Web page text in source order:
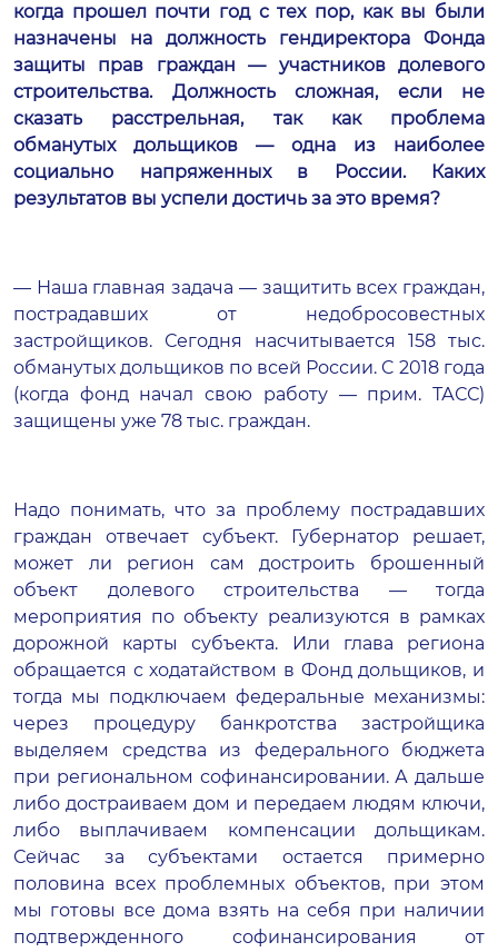
когда прошел почти год с тех пор, как вы были
назначены на должность гендиректора Фонда
защиты прав граждан — участников долевого
строительства. Должность сложная, если не
сказать расстрельная, так как проблема
обманутых дольщиков — одна из наиболее
социально напряженных в России. Каких
результатов вы успели достичь за это время?
— Наша главная задача — защитить всех граждан,
пострадавших от недобросовестных
застройщиков. Сегодня насчитывается 158 тыс.
обманутых дольщиков по всей России. C 2018 года
(когда фонд начал свою работу — прим. ТАСС)
защищены уже 78 тыс. граждан.
Надо понимать, что за проблему пострадавших
граждан отвечает субъект. Губернатор решает,
может ли регион сам достроить брошенный
объект долевого строительства — тогда
мероприятия по объекту реализуются в рамках
дорожной карты субъекта. Или глава региона
обращается с ходатайством в Фонд дольщиков, и
тогда мы подключаем федеральные механизмы:
через процедуру банкротства застройщика
выделяем средства из федерального бюджета
при региональном софинансировании. А дальше
либо достраиваем дом и передаем людям ключи,
либо выплачиваем компенсации дольщикам.
Сейчас за субъектами остается примерно
половина всех проблемных объектов, при этом
мы готовы все дома взять на себя при наличии
подтвержденного софинансирования от